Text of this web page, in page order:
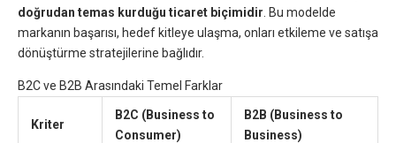
doğrudan temas kurduğu ticaret biçimidir . Bu modelde
markanın başarısı, hedef kitleye ulaşma, onları etkileme ve satışa
dönüştürme stratejilerine bağlıdır.
B2C ve B2B Arasındaki Temel Farklar
Kriter
B2C (Business to
Consumer)
B2B (Business to
Business)